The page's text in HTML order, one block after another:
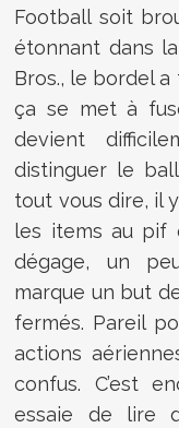
Football soit
étonnant dans
Bros., le bordel
ça se met à
devient
distinguer le
tout vous dire, il
les items au pif
dégage, un
marque un but
fermés. Pareil
actions
confus. C’est
essaie de lire